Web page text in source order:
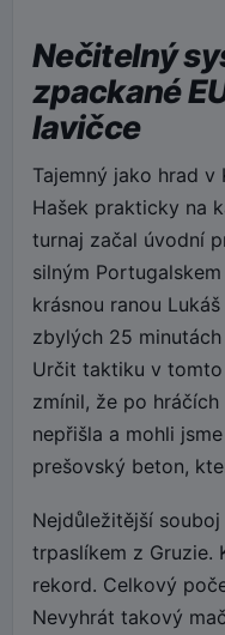
Nečitelný
zpackané
lavičce
Tajemný jako hrad v
Hašek prakticky na
turnaj začal úvodní
silným
krásnou ranou
zbylých 25
Určit taktiku v tomto
zmínil, že po
nepřišla a mohli
prešovský beton,
Nejdůležitější
trpaslíkem z Gruzie.
rekord. Celkový
Nevyhrát takový